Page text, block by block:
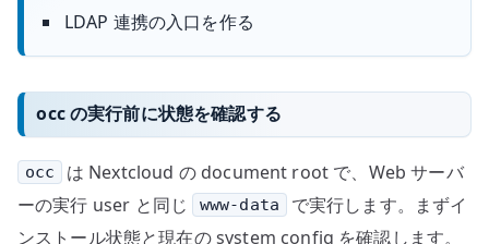
LDAP 連携の入口を作る
occ の実行前に状態を確認する
occ
は Nextcloud の document root で、Web サーバ
ーの実行 user と同じ
www-data
で実行します。まずイ
ンストール状態と現在の system config を確認します。